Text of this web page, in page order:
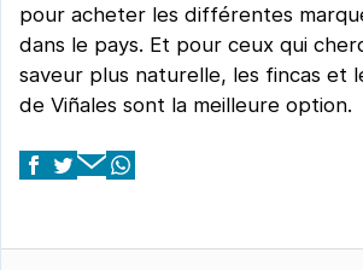
pour acheter les différentes
dans le pays. Et pour ceux qui
saveur plus naturelle, les fincas et
de Viñales sont la meilleure option.